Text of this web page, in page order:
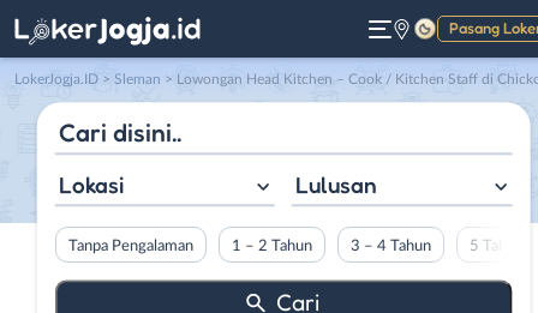
Pasang
Gelap
LokerJogja.ID > Sleman > Lowongan Head Kitchen – Cook / Kitchen Staff di Chicko’s
Lokasi Lulusan
Tanpa Pengalaman 1 – 2 Tahun 3 – 4 Tahun 5 Tahun